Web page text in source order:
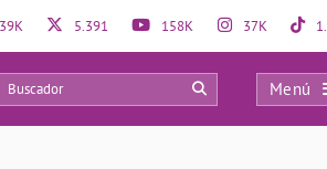
5.391 158K 37K
Menú
0